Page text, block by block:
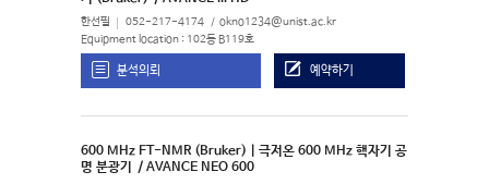
한선필 052-217-4174 okno1234@unist.ac.kr
Equipment location : 102동 B119호
분석의뢰 예약하기
600 MHz FT-NMR (Bruker) | 극저온 600 MHz 핵자기 공
명 분광기
/ AVANCE NEO 600